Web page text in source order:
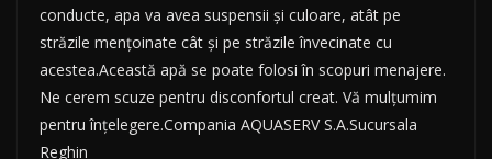
conducte, apa va avea suspensii și culoare, atât pe
străzile mențoinate cât și pe străzile învecinate cu
acestea.Această apă se poate folosi în scopuri menajere.
Ne cerem scuze pentru disconfortul creat. Vă mulţumim
pentru înţelegere.Compania AQUASERV S.A.Sucursala
Reghin